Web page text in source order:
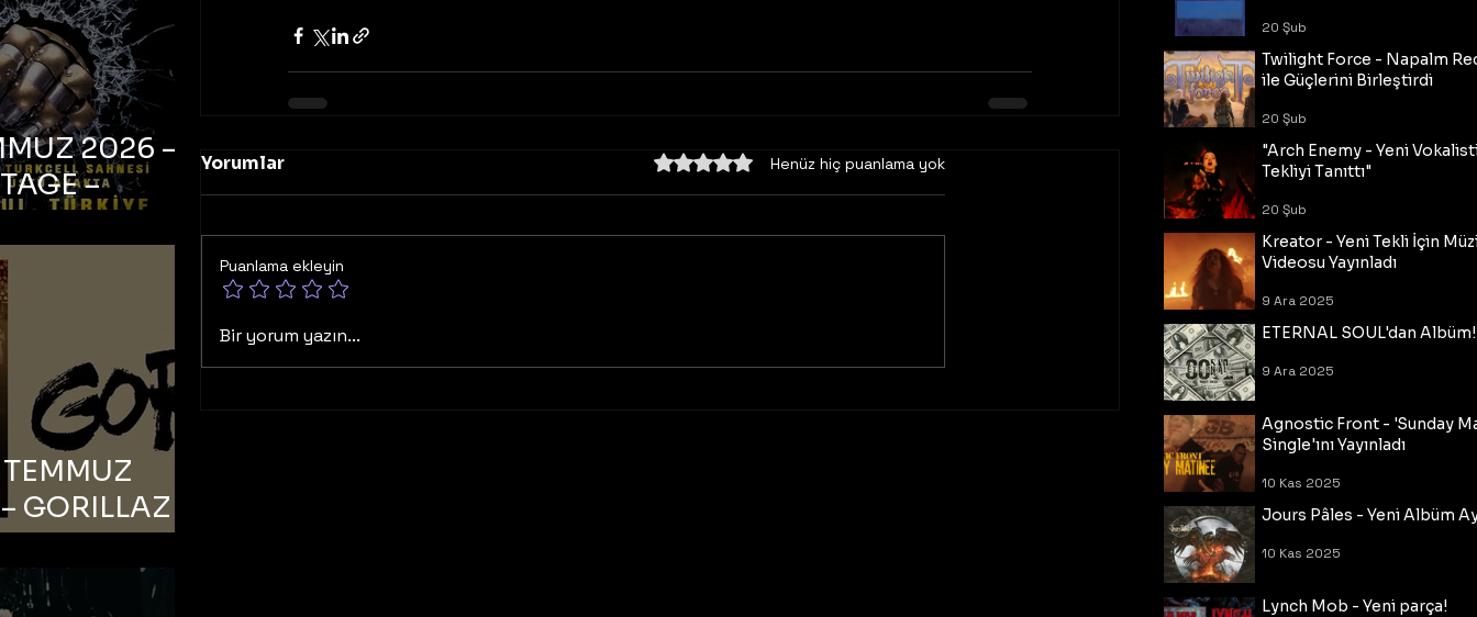
Yorumlar 5 üzerinden 0 yıldızHenüz hiç puanlama yok
Puanlama ekleyin
Bir yorum yazın...
2026 –
–
Zorlu PSM
Sahnesi
GORILLAZ –
Bonus
20 Şub
Twilight Force - Napalm
ile Güçlerini Birleştirdi
20 Şub
"Arch Enemy - Yeni
Tekliyi Tanıttı"
20 Şub
Kreator - Yeni Tekli İçin
Videosu Yayınladı
9 Ara 2025
ETERNAL SOUL'dan Albüm!
9 Ara 2025
Agnostic Front - 'Sunday
Single'ını Yayınladı
10 Kas 2025
Jours Pâles - Yeni Albüm
10 Kas 2025
Lynch Mob - Yeni parça!